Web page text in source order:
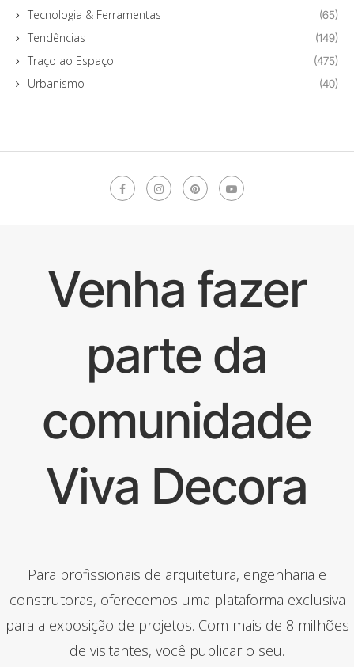
Tecnologia & Ferramentas (65)
Tendências (149)
Traço ao Espaço (475)
Urbanismo (40)
Venha fazer
parte da
comunidade
Viva Decora
Para profissionais de arquitetura, engenharia e
construtoras, oferecemos uma plataforma exclusiva
para a exposição de projetos. Com mais de 8 milhões
de visitantes, você publicar o seu.